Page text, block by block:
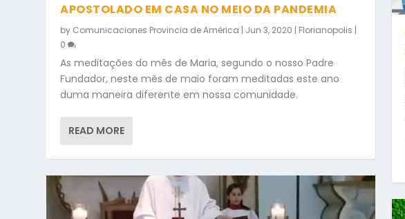
APOSTOLADO EM CASA NO MEIO DA PANDEMIA
by Comunicaciones Provincia de América | Jun 3, 2020 | Florianopolis |
0
As meditações do mês de Maria, segundo o nosso Padre
Fundador, neste mês de maio foram meditadas este ano
duma maneira diferente em nossa comunidade.
READ MORE